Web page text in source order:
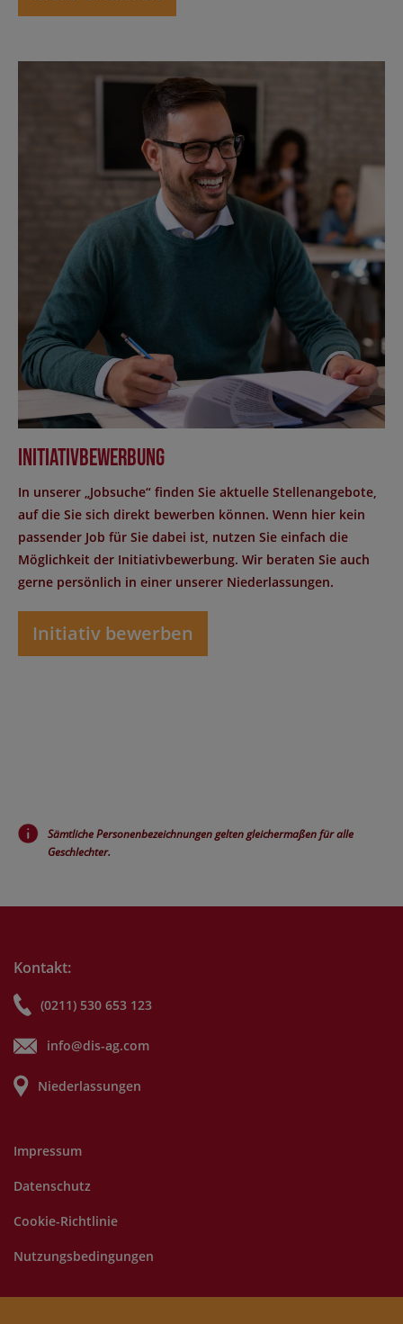
Initiativbewerbung
In unserer „Jobsuche“ finden Sie aktuelle Stellenangebote,
auf die Sie sich direkt bewerben können. Wenn hier kein
passender Job für Sie dabei ist, nutzen Sie einfach die
Möglichkeit der Initiativbewerbung. Wir beraten Sie auch
gerne persönlich in einer unserer Niederlassungen.
Initiativ bewerben
Sämtliche Personenbezeichnungen gelten gleichermaßen für alle
Geschlechter.
Kontakt:
(0211) 530 653 123
info@dis-ag.com
Niederlassungen
Impressum
Datenschutz
Cookie-Richtlinie
Nutzungsbedingungen